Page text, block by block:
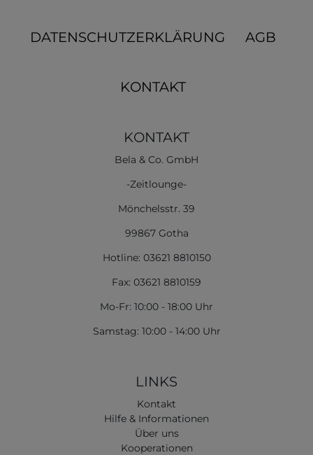
DATENSCHUTZERKLÄRUNG AGB
KONTAKT
KONTAKT
Bela & Co. GmbH
-Zeitlounge-
Mönchelsstr. 39
99867 Gotha
Hotline: 03621 8810150
Fax: 03621 8810159
Mo-Fr: 10:00 - 18:00 Uhr
Samstag: 10:00 - 14:00 Uhr
LINKS
Kontakt
Hilfe & Informationen
Über uns
Kooperationen